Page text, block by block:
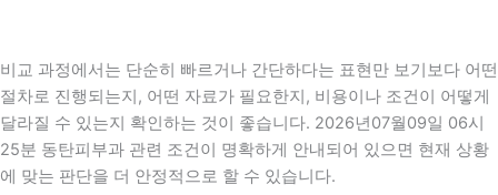
비교 과정에서는 단순히 빠르거나 간단하다는 표현만 보기보다 어떤
절차로 진행되는지, 어떤 자료가 필요한지, 비용이나 조건이 어떻게
달라질 수 있는지 확인하는 것이 좋습니다. 2026년07월09일 06시
25분 동탄피부과 관련 조건이 명확하게 안내되어 있으면 현재 상황
에 맞는 판단을 더 안정적으로 할 수 있습니다.